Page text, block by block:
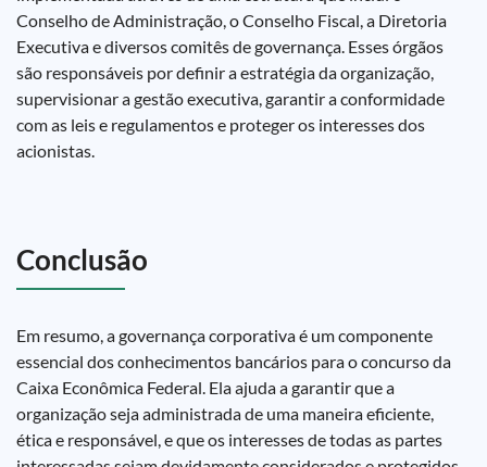
Conselho de Administração, o Conselho Fiscal, a Diretoria
Executiva e diversos comitês de governança. Esses órgãos
são responsáveis por definir a estratégia da organização,
supervisionar a gestão executiva, garantir a conformidade
com as leis e regulamentos e proteger os interesses dos
acionistas.
Conclusão
Em resumo, a governança corporativa é um componente
essencial dos conhecimentos bancários para o concurso da
Caixa Econômica Federal. Ela ajuda a garantir que a
organização seja administrada de uma maneira eficiente,
ética e responsável, e que os interesses de todas as partes